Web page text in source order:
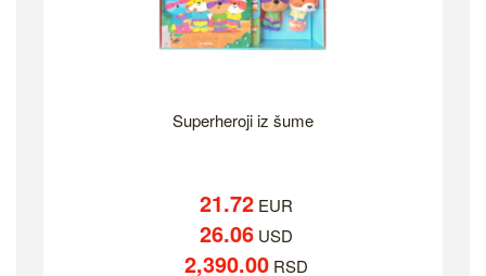
Superheroji iz šume
21.72EUR
26.06USD
2,390.00RSD